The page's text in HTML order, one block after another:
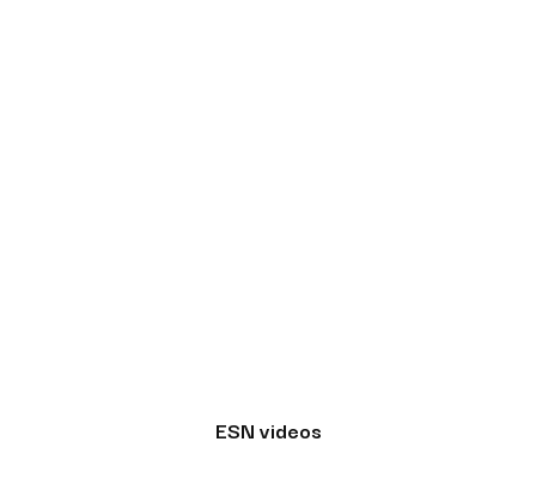
ESN videos